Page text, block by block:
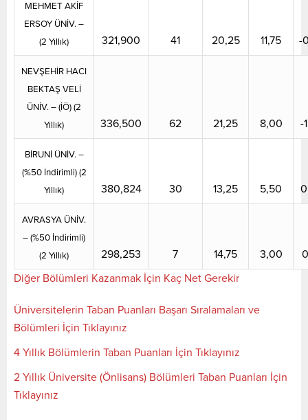
MEHMET AKİF
ERSOY ÜNİV. –
(2 Yıllık)
321,900 41 20,25 11,75 -
NEVŞEHİR HACI
BEKTAŞ VELİ
ÜNİV. – (İÖ) (2
Yıllık)
336,500 62 21,25 8,00 -
BİRUNİ ÜNİV. –
(%50 İndirimli) (2
Yıllık)
380,824 30 13,25 5,50
AVRASYA ÜNİV.
– (%50 İndirimli)
(2 Yıllık)
298,253 7 14,75 3,00
Diğer Bölümleri Kazanmak İçin Kaç Net Gerekir
Üniversitelerin Taban Puanları Başarı Sıralamaları ve
Bölümleri İçin Tıklayınız
4 Yıllık Bölümlerin Taban Puanları İçin Tıklayınız
2 Yıllık Üniversite (Önlisans) Bölümleri Taban Puanları İçin
Tıklayınız